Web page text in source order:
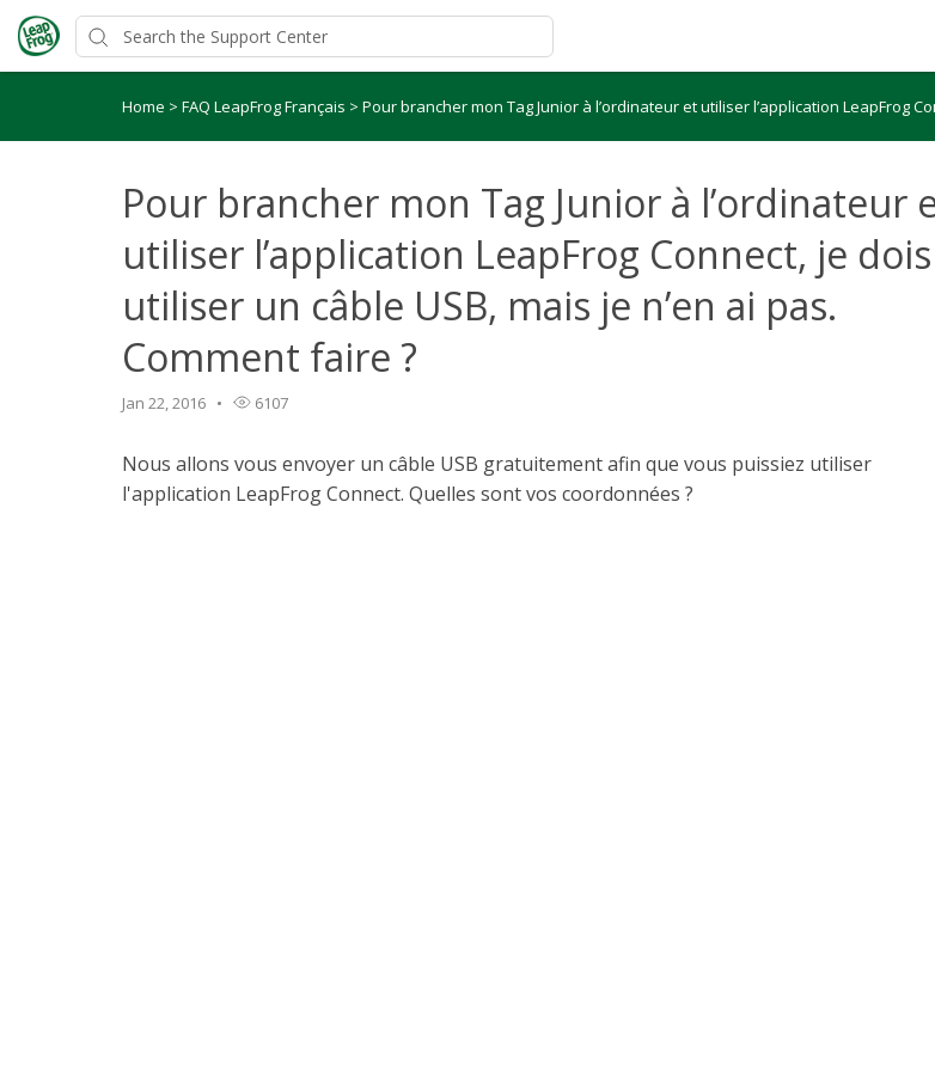
Home > FAQ LeapFrog Français > Pour brancher mon Tag Junior à l’ordinateur et utiliser l’application LeapFrog
Pour brancher mon Tag Junior à l’ordinateur
utiliser l’application LeapFrog Connect, je dois
utiliser un câble USB, mais je n’en ai pas.
Comment faire ?
Jan 22, 2016 6107
Nous allons vous envoyer un câble USB gratuitement afin que vous puissiez utiliser
l'application LeapFrog Connect. Quelles sont vos coordonnées ?